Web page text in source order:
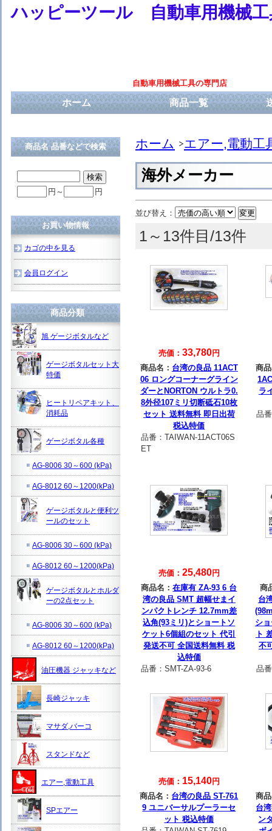
ハッピーツール 自動車用機械工
自動車用機械工具の専門店
ホーム 商品一覧
ホーム エアー,電動工
海外メーカー
並び替え：
1～13件目/13件
売価： 33,780円
商品名： 台湾の良品 11ACT
06 ロングコーナーグライン
ダーとNORTON ウルトラ0.
8外径107ミリ切断砥石10枚
セット 送料無料 即日出荷
税込特価
品番： TAIWAN-11ACT06S
ET
商
ラ
品
売価： 25,480円
商品名：在庫有 ZA-93 6 台
湾の良品 SMT 超幅せまイ
ンパクトレンチ 12.7mm差
込角(93ミリ)とショートソ
ケット6個組のセット 代引
発送不可 全国送料無料 税
込特価
品番： SMT-ZA-93-6
商
台
シ
ト
不
品
売価： 15,140円
商品名： 台湾の良品 ST-761
9 ユニバーサルプーラーセ
ット 税込特価
商
台
ン
商品名 品番などで検索
円～ 円
お買い物情報
カゴの中を見る
会員ログイン
商品分類
旭 ゲージボタルなど
ゲージボタルセット大
特価
ヒートリペアキット、
消耗品
ゲージボタル各種
AG-8006 30～600 (kPa)
AG-8012 60～1200(kPa)
ゲージボタルと便利ツ
ールのセット
AG-8006 30～600 (kPa)
AG-8012 60～1200(kPa)
ゲージボタルとホルダ
ーの2点セット
AG-8006 30～600 (kPa)
AG-8012 60～1200(kPa)
油圧機器 ジャッキなど
長崎ジャッキ
マサダ,バーコ
スタンドなど
エアー,電動工具
SPエアー